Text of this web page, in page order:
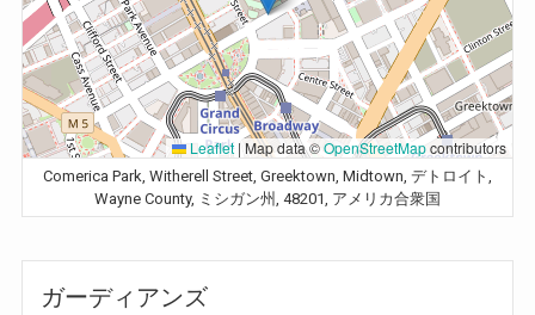
Leaflet | Map data ©OpenStreetMapcontributors
Comerica Park, Witherell Street, Greektown, Midtown, デトロイト,
Wayne County, ミシガン州, 48201, アメリカ合衆国
ガーディアンズ